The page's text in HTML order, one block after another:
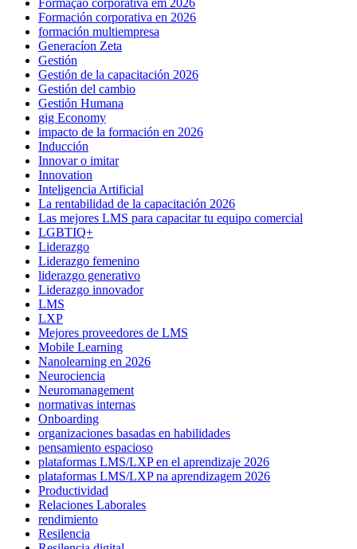
Formação corporativa em 2026
Formación corporativa en 2026
formación multiempresa
Generacíon Zeta
Gestión
Gestión de la capacitación 2026
Gestión del cambio
Gestión Humana
gig Economy
impacto de la formación en 2026
Inducción
Innovar o imitar
Innovation
Inteligencia Artificial
La rentabilidad de la capacitación 2026
Las mejores LMS para capacitar tu equipo comercial
LGBTIQ+
Liderazgo
Liderazgo femenino
liderazgo generativo
Liderazgo innovador
LMS
LXP
Mejores proveedores de LMS
Mobile Learning
Nanolearning en 2026
Neurociencia
Neuromanagement
normativas internas
Onboarding
organizaciones basadas en habilidades
pensamiento espacioso
plataformas LMS/LXP en el aprendizaje 2026
plataformas LMS/LXP na aprendizagem 2026
Productividad
Relaciones Laborales
rendimiento
Resilencia